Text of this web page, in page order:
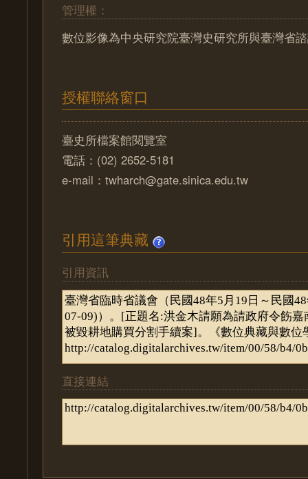
管理權：
數位影像為中央研究院臺灣史研究所與臺灣省
授權聯絡窗口
臺史所檔案館閱覽室
電話：(02) 2652-5181
e-mail：twharch@gate.sinica.edu.tw
引用這筆典藏
引用資訊
直接連結